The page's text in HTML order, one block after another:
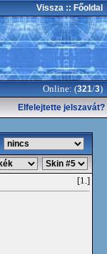
Vissza :: Főoldal
Online: (321/3)
Elfelejtette jelszavát?
[1.]